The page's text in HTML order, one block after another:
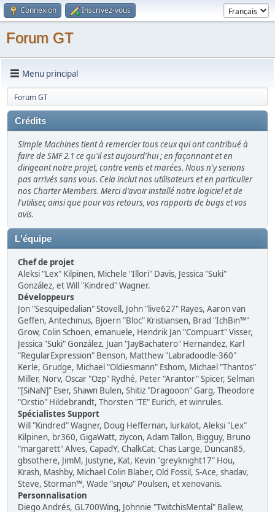
Connexion Inscrivez-vous
Forum GT
Menu principal
Forum GT
Crédits
Simple Machines tient à remercier tous ceux qui ont contribué à
faire de SMF 2.1 ce qu'il est aujourd'hui ; en façonnant et en
dirigeant notre projet, contre vents et marées. Nous n'y serions
pas arrivés sans vous. Cela inclut nos utilisateurs et en particulier
nos Charter Members. Merci d'avoir installé notre logiciel et de
l'utiliser, ainsi que pour vos retours, vos rapports de bugs et vos
avis.
L'équipe
Chef de projet
Aleksi "Lex" Kilpinen, Michele "Illori" Davis, Jessica "Suki"
González, et Will "Kindred" Wagner.
Développeurs
Jon "Sesquipedalian" Stovell, John "live627" Rayes, Aaron van
Geffen, Antechinus, Bjoern "Bloc" Kristiansen, Brad "IchBin™"
Grow, Colin Schoen, emanuele, Hendrik Jan "Compuart" Visser,
Jessica "Suki" González, Juan "JayBachatero" Hernandez, Karl
"RegularExpression" Benson, Matthew "Labradoodle-360"
Kerle, Grudge, Michael "Oldiesmann" Eshom, Michael "Thantos"
Miller, Norv, Oscar "Ozp" Rydhé, Peter "Arantor" Spicer, Selman
"[SiNaN]" Eser, Shawn Bulen, Shitiz "Dragooon" Garg, Theodore
"Orstio" Hildebrandt, Thorsten "TE" Eurich, et winrules.
Spécialistes Support
Will "Kindred" Wagner, Doug Heffernan, lurkalot, Aleksi "Lex"
Kilpinen, br360, GigaWatt, ziycon, Adam Tallon, Bigguy, Bruno
"margarett" Alves, CapadY, ChalkCat, Chas Large, Duncan85,
gbsothere, JimM, Justyne, Kat, Kevin "greyknight17" Hou,
Krash, Mashby, Michael Colin Blaber, Old Fossil, S-Ace, shadav,
Steve, Storman™, Wade "sησω" Poulsen, et xenovanis.
Personnalisation
Diego Andrés, GL700Wing, Johnnie "TwitchisMental" Ballew,